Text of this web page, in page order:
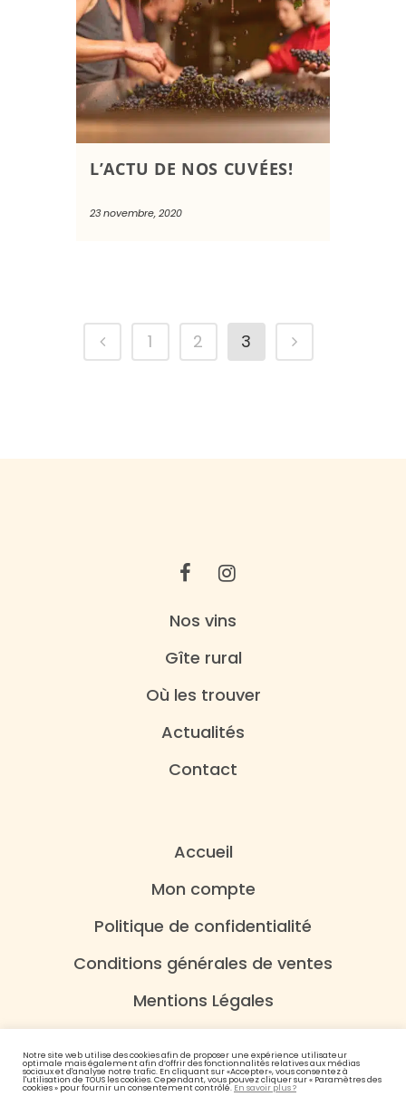
L’ACTU DE NOS CUVÉES!
23 novembre, 2020
1 2 3
Nos vins
Gîte rural
Où les trouver
Actualités
Contact
Accueil
Mon compte
Politique de confidentialité
Conditions générales de ventes
Mentions Légales
Notre site web utilise des cookies afin de proposer une expérience utilisateur
optimale mais également afin d’offrir des fonctionnalités relatives aux médias
sociaux et d'analyse notre trafic. En cliquant sur «Accepter», vous consentez à
l'utilisation de TOUS les cookies. Cependant, vous pouvez cliquer sur « Paramètres des
cookies » pour fournir un consentement contrôlé. En savoir plus ?